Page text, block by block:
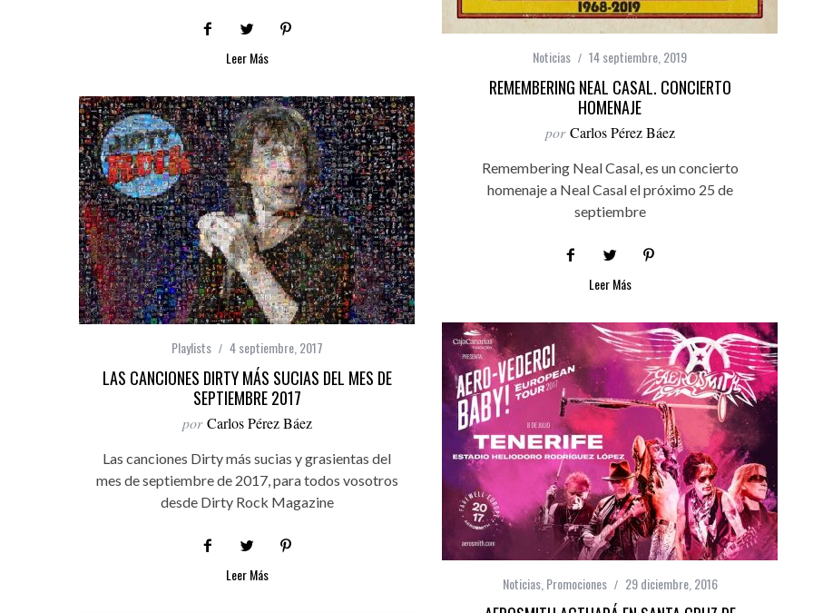
Leer Más Noticias 14 septiembre, 2019
REMEMBERING NEAL CASAL. CONCIERTO
HOMENAJE
por Carlos Pérez Báez
Remembering Neal Casal, es un concierto
homenaje a Neal Casal el próximo 25 de
septiembre
Leer Más
Playlists 4 septiembre, 2017
LAS CANCIONES DIRTY MÁS SUCIAS DEL MES DE
SEPTIEMBRE 2017
por Carlos Pérez Báez
Las canciones Dirty más sucias y grasientas del
mes de septiembre de 2017, para todos vosotros
desde Dirty Rock Magazine
Leer Más Noticias, Promociones 29 diciembre, 2016